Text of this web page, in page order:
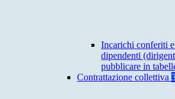
Incarichi conferiti
dipendenti
pubblicare in
Contrattazione collettiva